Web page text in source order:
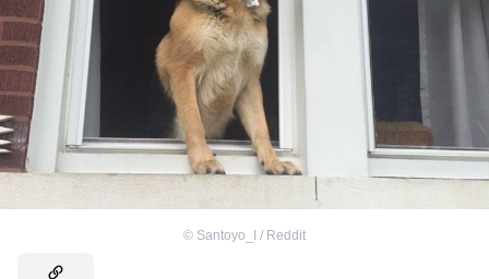
© Santoyo_I / Reddit